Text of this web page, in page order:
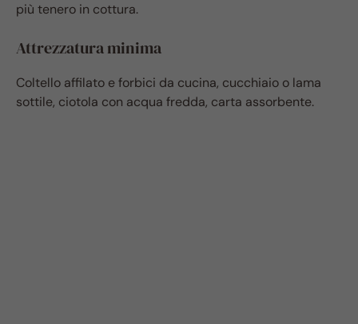
più tenero in cottura.
Attrezzatura minima
Coltello affilato e forbici da cucina, cucchiaio o lama
sottile, ciotola con acqua fredda, carta assorbente.